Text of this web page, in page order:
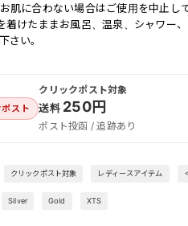
肌に合わない場合はご使用を中止し
着けたままお風呂、温泉、シャワー
さい。
スト
クリックポスト対象
送料250円
ポスト投函 / 追跡あり
クリックポスト対象 レディースアイテム
Silver Gold XTS